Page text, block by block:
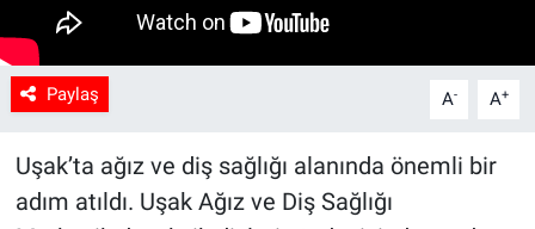
Paylaş A- A+
Uşak’ta ağız ve diş sağlığı alanında önemli bir
adım atıldı. Uşak Ağız ve Diş Sağlığı